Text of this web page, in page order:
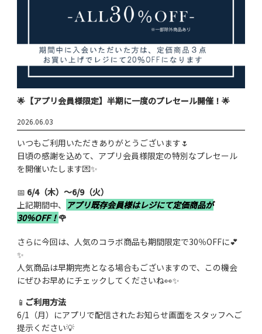
🌟【アプリ会員様限定】半期に一度のプレセール開催！🌟
2026.06.03
いつもご利用いただきありがとうございます🌷
日頃の感謝を込めて、アプリ会員様限定の特別なプレセール
を開催いたします💌✨
📅 6/4（木）～6/9（火）
上記期間中、
アプリ既存会員様はレジにて定価商品が
30％OFF！🌹
さらに今回は、人気のコラボ商品も期間限定で30％OFFに💕
✨
人気商品は早期完売となる場合もございますので、この機会
にぜひお早めにチェックしてくださいね👀✨
📱 ご利用方法
6/1（月）にアプリで配信されたお知らせ画面をスタッフへご
提示ください💡